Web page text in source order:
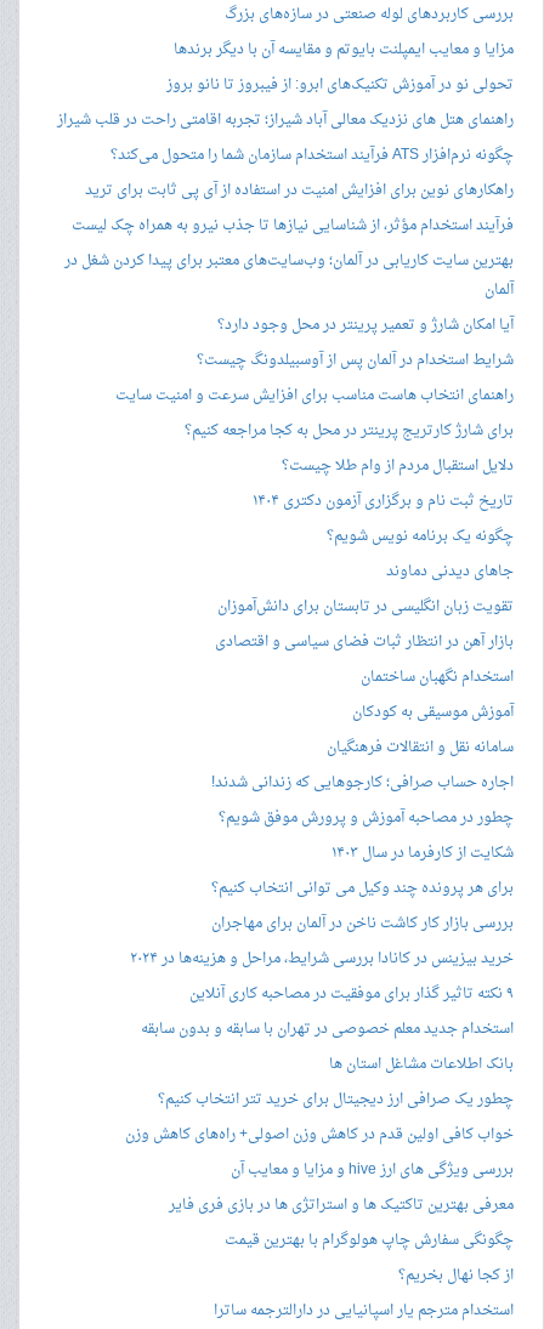
بررسی کاربردهای لوله صنعتی در سازه‌های بزرگ
مزایا و معایب ایمپلنت بایوتم و مقایسه آن با دیگر برندها
تحولی نو در آموزش تکنیک‌های ابرو: از فیبروز تا نانو بروز
راهنمای هتل های نزدیک معالی آباد شیراز؛ تجربه اقامتی راحت در قلب شیراز
چگونه نرم‌افزار ATS فرآیند استخدام سازمان شما را متحول می‌کند؟
راهکارهای نوین برای افزایش امنیت در استفاده از آی پی ثابت برای ترید
فرآیند استخدام مؤثر، از شناسایی نیازها تا جذب نیرو به همراه چک لیست
بهترین سایت کاریابی در آلمان؛ وب‌سایت‌های معتبر برای پیدا کردن شغل در
آلمان
آیا امکان شارژ و تعمیر پرینتر در محل وجود دارد؟
شرایط استخدام در آلمان پس از آوسبیلدونگ چیست؟
راهنمای انتخاب هاست مناسب برای افزایش سرعت و امنیت سایت
برای شارژ کارتریج پرینتر در محل به کجا مراجعه کنیم؟
دلایل استقبال مردم از وام طلا چیست؟
تاریخ ثبت نام و برگزاری آزمون دکتری ۱۴۰۴
چگونه یک برنامه نویس شویم؟
جاهای دیدنی دماوند
تقویت زبان انگلیسی در تابستان برای دانش‌آموزان
بازار آهن در انتظار ثبات فضای سیاسی و اقتصادی
استخدام نگهبان ساختمان
آموزش موسیقی به کودکان
سامانه نقل و انتقالات فرهنگیان
اجاره حساب صرافی؛ کارجوهایی که زندانی شدند!
چطور در مصاحبه‌ آموزش و پرورش موفق شویم؟
شکایت از کارفرما در سال ۱۴۰۳
برای هر پرونده چند وکیل می توانی انتخاب کنیم؟
بررسی بازار کار کاشت ناخن در آلمان برای مهاجران
خرید بیزینس در کانادا بررسی شرایط، مراحل و هزینه‌ها در ۲۰۲۴
۹ نکته تاثیر گذار برای موفقیت در مصاحبه کاری آنلاین
استخدام جدید معلم خصوصی در تهران با سابقه و بدون سابقه
بانک اطلاعات مشاغل استان ها
چطور یک صرافی ارز دیجیتال برای خرید تتر انتخاب کنیم؟
خواب کافی اولین قدم در کاهش وزن اصولی+ راه‌های کاهش وزن
بررسی ویژگی های ارز hive و مزایا و معایب آن
معرفی بهترین تاکتیک ها و استراتژی ها در بازی فری فایر
چگونگی سفارش چاپ هولوگرام با بهترین قیمت
از کجا نهال بخریم؟
استخدام مترجم یار اسپانیایی در دارالترجمه ساترا